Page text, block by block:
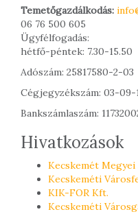
Temetőgazdálkodás:
06 76 500 605
Ügyfélfogadás:
hétfő-péntek: 7.30-15.50
Adószám: 25817580-2-03
Cégjegyzékszám: 03-09-
Bankszámlaszám:
Hivatkozások
Kecskemét Megyei
Kecskeméti
KIK-FOR Kft.
Kecskeméti